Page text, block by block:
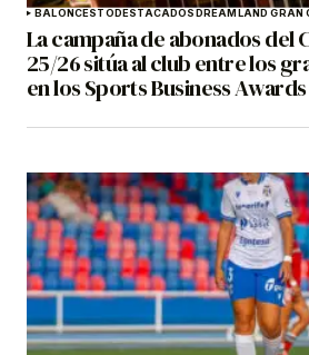
BALONCESTODESTACADOSDREAMLAND GRAN
La campaña de abonados del
25/26 sitúa al club entre los
en los Sports Business